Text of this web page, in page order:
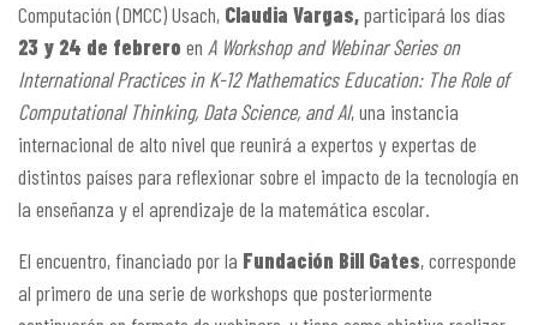
Computación (DMCC) Usach, Claudia Vargas,participará los días
23 y 24 de febrero en A Workshop and Webinar Series on
International Practices in K-12 Mathematics Education: The Role of
Computational Thinking, Data Science, and AI, una instancia
internacional de alto nivel que reunirá a expertos y expertas de
distintos países para reflexionar sobre el impacto de la tecnología en
la enseñanza y el aprendizaje de la matemática escolar.
El encuentro, financiado por la Fundación Bill Gates, corresponde
al primero de una serie de workshops que posteriormente